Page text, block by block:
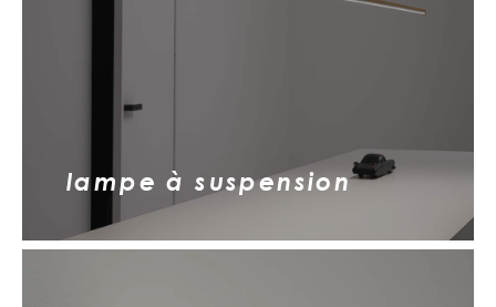
lampe à suspension